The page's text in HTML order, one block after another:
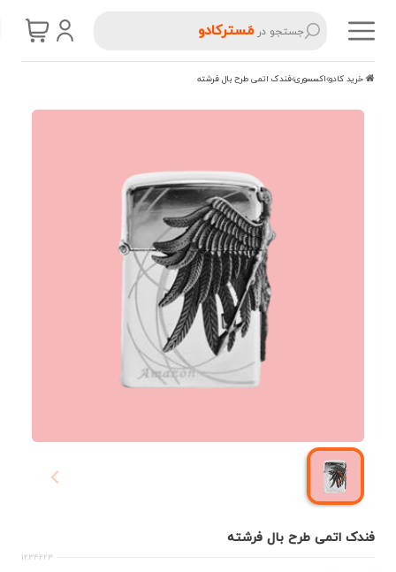
جستجو درمَسترکادو
اکسسوری فندک اتمی طرح بال فرشته
فندک اتمی طرح بال فرشته
1234223